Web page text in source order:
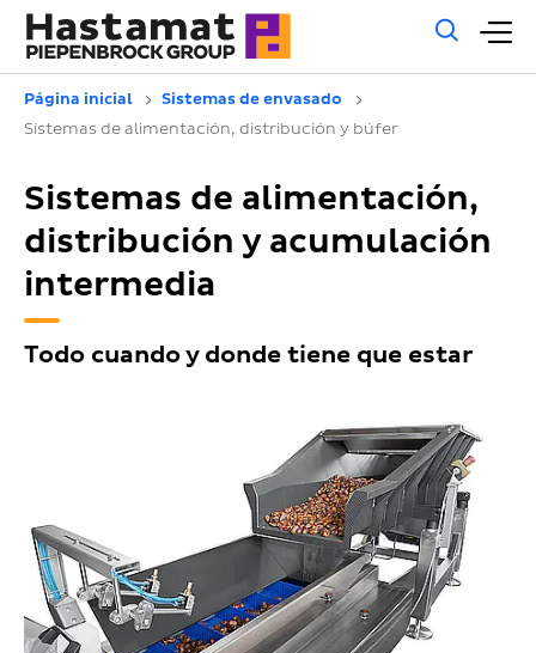
Página inicial
Sistemas de envasado
Sistemas de alimentación, distribución y búfer
Sistemas de alimentación,
distribución y acumulación
intermedia
Todo cuando y donde tiene que estar